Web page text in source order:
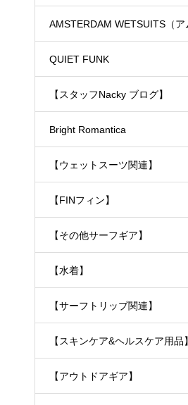
ド）
AMSTERDAM WETSUITS（ア
ェットスーツ）
QUIET FUNK
【スタッフNacky ブログ】
Bright Romantica
【ウェットスーツ関連】
【FINフィン】
【その他サーフギア】
【水着】
【サーフトリップ関連】
【スキンケア&ヘルスケア用品】
【アウトドアギア】